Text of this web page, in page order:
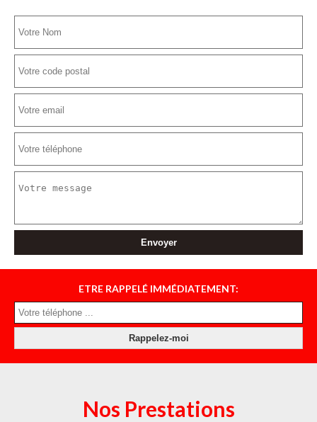
ETRE RAPPELÉ IMMÉDIATEMENT:
Nos Prestations